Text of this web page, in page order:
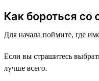
Как бороться со
Для начала поймите, где
Если вы страшитесь
лучше всего.